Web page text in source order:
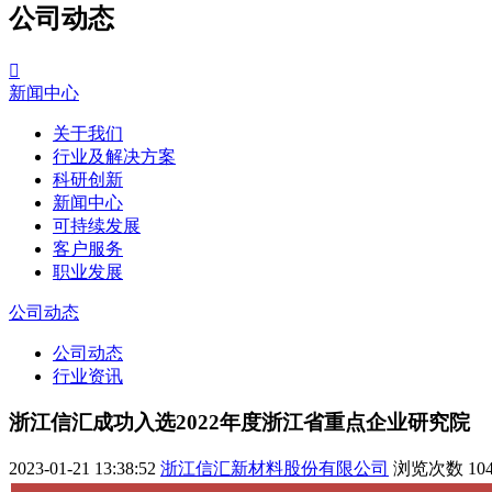
公司动态

新闻中心
关于我们
行业及解决方案
科研创新
新闻中心
可持续发展
客户服务
职业发展
公司动态
公司动态
行业资讯
浙江信汇成功入选2022年度浙江省重点企业研究院
2023-01-21 13:38:52 浙江信汇新材料股份有限公司 浏览次数